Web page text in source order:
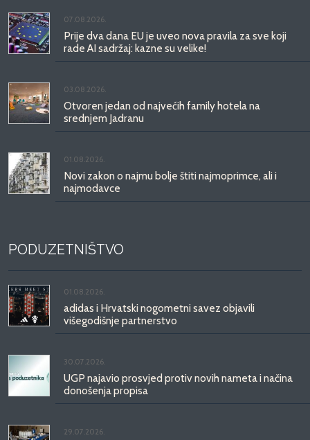
07.08.2026.
Prije dva dana EU je uveo nova pravila za sve koji
rade AI sadržaj: kazne su velike!
03.08.2026.
Otvoren jedan od najvećih family hotela na
srednjem Jadranu
01.08.2026.
Novi zakon o najmu bolje štiti najmoprimce, ali i
najmodavce
PODUZETNIŠTVO
01.08.2026.
adidas i Hrvatski nogometni savez objavili
višegodišnje partnerstvo
30.07.2026.
UGP najavio prosvjed protiv novih nameta i načina
donošenja propisa
29.07.2026.